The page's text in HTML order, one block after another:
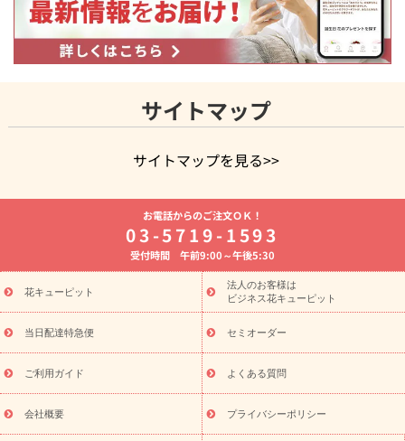
サイトマップ
サイトマップを見る>>
よく贈られる花
お祝いの花特集
誕生日フラワーギフト特集
8月の誕生花(トルコキキョウ)
開店・開業祝い
お供え・お悔やみ お供え・お悔やみの花
通夜・葬儀に贈る花 胡蝶蘭・花鉢
ーブドフラワー
季節のイベント
ひまわり ギフト・プレゼント
特集
お盆 花（新盆・初盆） 季節のイベント
お盆 花（新
盆・初盆）
お盆 花（新盆・初盆）
お盆・お供え 花とセットギ
フト
お盆・お供え プリザーブドフラワー
ひまわり ギフト・プ
レゼント特集
夏の花贈り・お中元・暑中見舞い 花のギフト特集
敬老の日におくる花ギフト・プレゼント特集
花ギフト・プレゼント特集
敬老の日 花のおすすめランキング
敬
老の日 花鉢植えのギフト・プレゼント特集
敬老の日 花とセットギ
フト・プレゼント特集
敬老の日の花 全てのギフト一覧
キャン
お電話からのご注文ＯＫ！
03-5719-1593
受付時間 午前9:00～午後5:30
花キューピット
法人のお客様は
ビジネス花キューピット
当日配達特急便 セミオーダー
ご利用ガイド よくある質問
会社概要 プライバシーポリシー